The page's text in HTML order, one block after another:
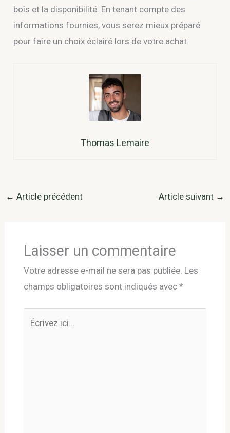
bois et la disponibilité. En tenant compte des
informations fournies, vous serez mieux préparé
pour faire un choix éclairé lors de votre achat.
Thomas Lemaire
← Article précédent Article suivant →
Laisser un commentaire
Votre adresse e-mail ne sera pas publiée. Les
champs obligatoires sont indiqués avec *